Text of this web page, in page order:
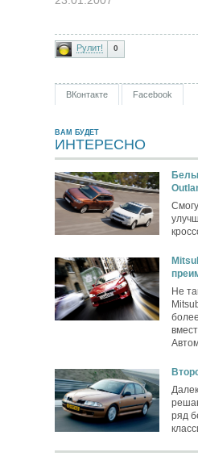
Рулит! 0
ВКонтакте Facebook
ВАМ БУДЕТ
ИНТЕРЕСНО
Не
ряд